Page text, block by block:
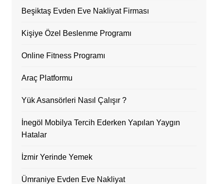
Beşiktaş Evden Eve Nakliyat Firması
Kişiye Özel Beslenme Programı
Online Fitness Programı
Araç Platformu
Yük Asansörleri Nasıl Çalışır ?
İnegöl Mobilya Tercih Ederken Yapılan Yaygın
Hatalar
İzmir Yerinde Yemek
Ümraniye Evden Eve Nakliyat